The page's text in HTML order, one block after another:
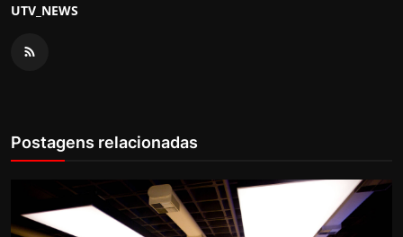
UTV_NEWS
Postagens relacionadas